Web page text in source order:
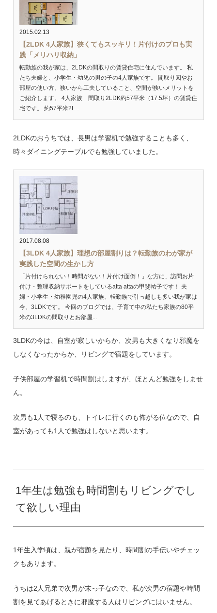
2015.02.13
【2LDK 4人家族】狭くてもスッキリ！片付けのプロも実
践「メリハリ収納」
転勤族の我が家は、2LDKの間取りの賃貸住宅に住んでいます。 私
たち夫婦と、小学生・幼児の男の子の4人家族です。 間取り図やお
部屋の使い方、狭いから工夫していること、空間が狭いメリットを
ご紹介します。 4人家族 間取り2LDK約57平米（17.5坪）の賃貸住
宅です。 約57平米2L...
2LDKのおうちでは、長男は学習机で勉強することも多く、
時々ダイニングテーブルでも勉強していました。
2017.08.08
【3LDK 4人家族】理想の部屋割りは？転勤族のわが家が
実践した空間の生かし方
「片付けられない！時間がない！片付け面倒！」な方に、訪問お片
付け・整理収納サポートをしているatta attaの甲斐祐子です！ 夫
婦・小学生・幼稚園児の4人家族、転勤族で引っ越しも多い我が家は
今、3LDKです。 今回のブログでは、子育て中の私たち家族の80平
米の3LDKの間取りとお部屋...
3LDKの今は、自室が寂しいからか、次男も大きくなり邪魔を
しなくなったからか、リビングで宿題をしています。
子供部屋の学習机で時間割はしますが、ほとんど勉強をしませ
ん。
次男も1人で寝るのも、トイレに行くのも怖がる位なので、自
室があっても1人で勉強はしないと思います。
1年生は勉強も時間割もリビングでし
て欲しい理由
1年生入学頃は、親が宿題を見たり、時間割の手伝いやチェッ
クもあります。
うちは2人兄弟で次男が末っ子なので、私が次男の宿題や時間
割を見てあげるときに邪魔する人はリビングにはいません。